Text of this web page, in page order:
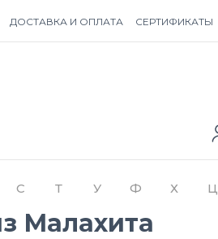
ДОСТАВКА И ОПЛАТА СЕРТИФИКАТЫ
С Т У Ф Х Ц
Малахита